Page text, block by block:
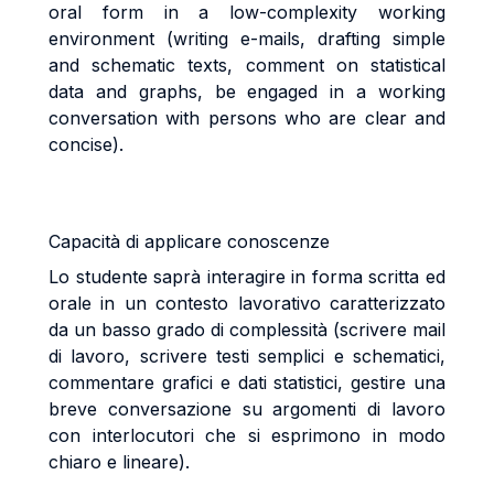
oral form in a low-complexity working
environment (writing e-mails, drafting simple
and schematic texts, comment on statistical
data and graphs, be engaged in a working
conversation with persons who are clear and
concise).
Capacità di applicare conoscenze
Lo studente saprà interagire in forma scritta ed
orale in un contesto lavorativo caratterizzato
da un basso grado di complessità (scrivere mail
di lavoro, scrivere testi semplici e schematici,
commentare grafici e dati statistici, gestire una
breve conversazione su argomenti di lavoro
con interlocutori che si esprimono in modo
chiaro e lineare).